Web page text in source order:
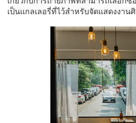
เป็นแกลเลอรี่ที่ไว้สำหรับจัดแสดงงาน